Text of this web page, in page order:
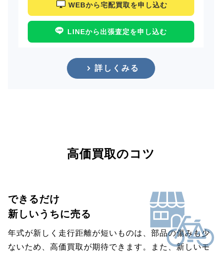
WEBから宅配買取を申し込む
LINEから出張査定を申し込む
詳しくみる
高価買取のコツ
できるだけ
新しいうちに売る
年式が新しく走行距離が短いものは、部品の傷みも少
ないため、高価買取が期待できます。また、新しいモ